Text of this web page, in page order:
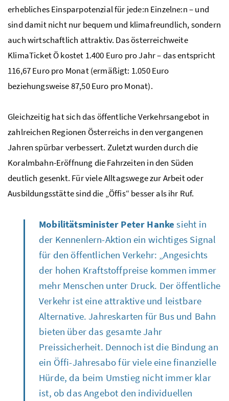
erhebliches Einsparpotenzial für jede:n Einzelne:n – und
sind damit nicht nur bequem und klimafreundlich, sondern
auch wirtschaftlich attraktiv. Das österreichweite
KlimaTicket Ö kostet 1.400 Euro pro Jahr – das entspricht
116,67 Euro pro Monat (ermäßigt: 1.050 Euro
beziehungsweise 87,50 Euro pro Monat).
Gleichzeitig hat sich das öffentliche Verkehrsangebot in
zahlreichen Regionen Österreichs in den vergangenen
Jahren spürbar verbessert. Zuletzt wurden durch die
Koralmbahn-Eröffnung die Fahrzeiten in den Süden
deutlich gesenkt. Für viele Alltagswege zur Arbeit oder
Ausbildungsstätte sind die „Öffis“ besser als ihr Ruf.
Mobilitätsminister Peter Hanke sieht in
der Kennenlern-Aktion ein wichtiges Signal
für den öffentlichen Verkehr: „Angesichts
der hohen Kraftstoffpreise kommen immer
mehr Menschen unter Druck. Der öffentliche
Verkehr ist eine attraktive und leistbare
Alternative. Jahreskarten für Bus und Bahn
bieten über das gesamte Jahr
Preissicherheit. Dennoch ist die Bindung an
ein Öffi-Jahresabo für viele eine finanzielle
Hürde, da beim Umstieg nicht immer klar
ist, ob das Angebot den individuellen